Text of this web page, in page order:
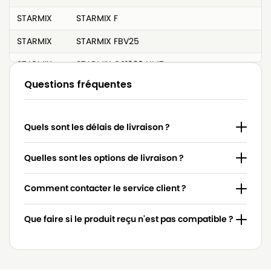
STARMIX
STARMIX F
STARMIX
STARMIX FBV25
STARMIX
STARMIX GS1030 HMT
STARMIX
STARMIX GS1032 HK
STARMIX
STARMIX GS1232 HMT
STARMIX
STARMIX GS1232 ST
STARMIX
STARMIX GSL-1232 HMT
STARMIX
STARMIX GSL-1435 PZ
STARMIX
STARMIX GSLD-1232 HMT
Questions fréquentes
Quels sont les délais de livraison ?
Quelles sont les options de livraison ?
Comment contacter le service client ?
Que faire si le produit reçu n'est pas compatible ?